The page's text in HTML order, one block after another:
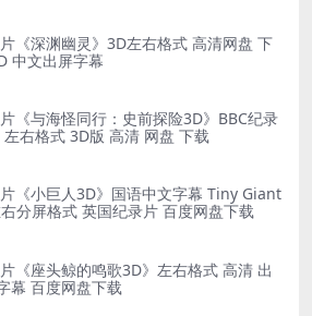
《深渊幽灵》3D左右格式 高清网盘 下
中文出屏字幕
《与海怪同行：史前探险3D》BBC纪录
左右格式 3D版 高清 网盘 下载
《小巨人3D》国语中文字幕 Tiny Giant
分屏格式 英国纪录片 百度网盘下载
《座头鲸的鸣歌3D》左右格式 高清 出
幕 百度网盘下载